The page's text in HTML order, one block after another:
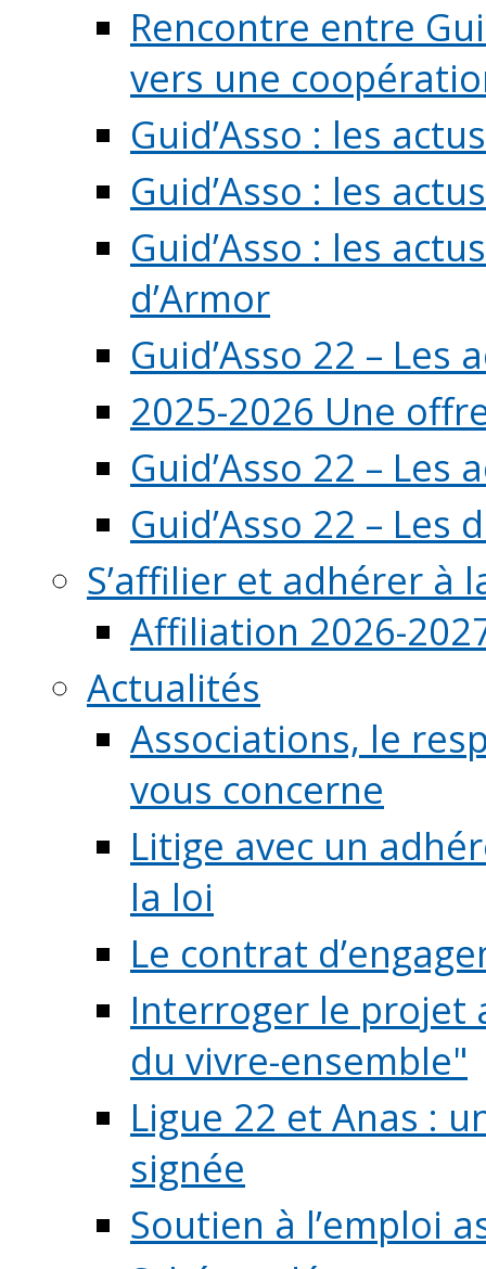
Rencontre entre
vers une
Guid’Asso : les
Guid’Asso : les
Guid’Asso : les
d’Armor
Guid’Asso 22 – Les
2025-2026 Une
Guid’Asso 22 –
Guid’Asso 22 – Les
S’affilier et adhérer à
Affiliation 2026-
Actualités
Associations, le
vous concerne
Litige avec un
la loi
Le contrat
Interroger le projet
du vivre-ensemble"
Ligue 22 et Anas :
signée
Soutien à l’emploi